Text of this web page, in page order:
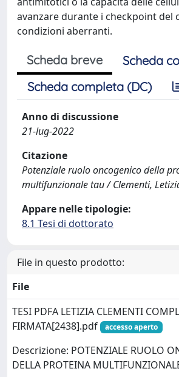
avanzare durante i checkpoint del
condizioni aberranti.
Scheda breve
Scheda
Scheda completa (DC)
Anno di discussione
21-lug-2022
Citazione
Potenziale ruolo oncogenico della
multifunzionale tau / Clementi,
Appare nelle tipologie:
8.1 Tesi di dottorato
File in questo prodotto:
File
TESI PDFA LETIZIA CLEMENTI
FIRMATA[2438].pdf
accesso aperto
Descrizione: POTENZIALE RUOLO
DELLA PROTEINA